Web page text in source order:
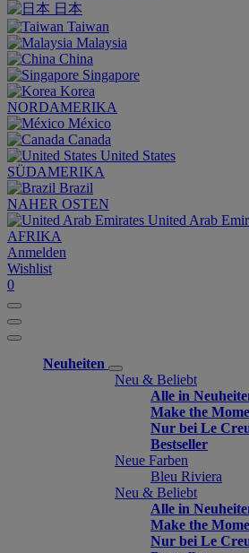
日本
Taiwan
Malaysia
China
Singapore
Korea
NORDAMERIKA
México
Canada
United States
SÜDAMERIKA
Brazil
NAHER OSTEN
United Arab
AFRIKA
Anmelden
Wishlist
0
Neuheiten
Neu & Beliebt
Alle in
Make the
Nur bei Le
Bestseller
Neue Farben
Bleu Riviera
Neu & Beliebt
Alle in
Make the
Nur bei Le